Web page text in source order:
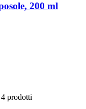
200 ml
prodotti